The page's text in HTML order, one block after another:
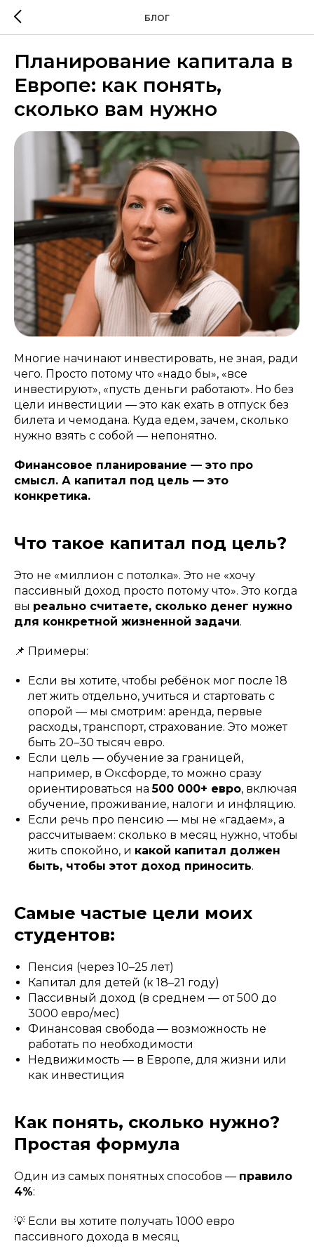
БЛОГ
Планирование капитала в
Европе: как понять,
сколько вам нужно
Многие начинают инвестировать, не зная, ради
чего. Просто потому что «надо бы», «все
инвестируют», «пусть деньги работают». Но без
цели инвестиции — это как ехать в отпуск без
билета и чемодана. Куда едем, зачем, сколько
нужно взять с собой — непонятно.
Финансовое планирование — это про
смысл. А капитал под цель — это
конкретика.
Что такое капитал под цель?
Это не «миллион с потолка». Это не «хочу
пассивный доход просто потому что». Это когда
вы реально считаете, сколько денег нужно
для конкретной жизненной задачи.
📌 Примеры:
Если вы хотите, чтобы ребёнок мог после 18
лет жить отдельно, учиться и стартовать с
опорой — мы смотрим: аренда, первые
расходы, транспорт, страхование. Это может
быть 20–30 тысяч евро.
Если цель — обучение за границей,
например, в Оксфорде, то можно сразу
ориентироваться на500 000+ евро, включая
обучение, проживание, налоги и инфляцию.
Если речь про пенсию — мы не «гадaем», а
рассчитываем: сколько в месяц нужно, чтобы
жить спокойно, и какой капитал должен
быть, чтобы этот доход приносить.
Самые частые цели моих
студентов:
Пенсия (через 10–25 лет)
Капитал для детей (к 18–21 году)
Пассивный доход (в среднем — от 500 до
3000 евро/мес)
Финансовая свобода — возможность не
работать по необходимости
Недвижимость — в Европе, для жизни или
как инвестиция
Как понять, сколько нужно?
Простая формула
Один из самых понятных способов — правило
4%:
💡 Если вы хотите получать 1000 евро
пассивного дохода в месяц